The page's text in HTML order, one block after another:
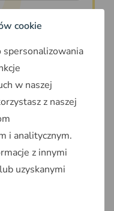
MPZP
uchwały oraz
jest objęty
obszarów
i
(granice,
dla każdego
cookie
w naszej
z naszej
i analitycznym.
z innymi
uzyskanymi